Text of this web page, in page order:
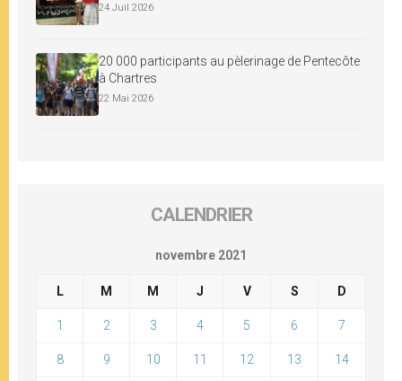
24 Juil 2026
20 000 participants au pèlerinage de Pentecôte
à Chartres
22 Mai 2026
CALENDRIER
novembre 2021
L M M J V S D
1 2 3 4 5 6 7
8 9 10 11 12 13 14